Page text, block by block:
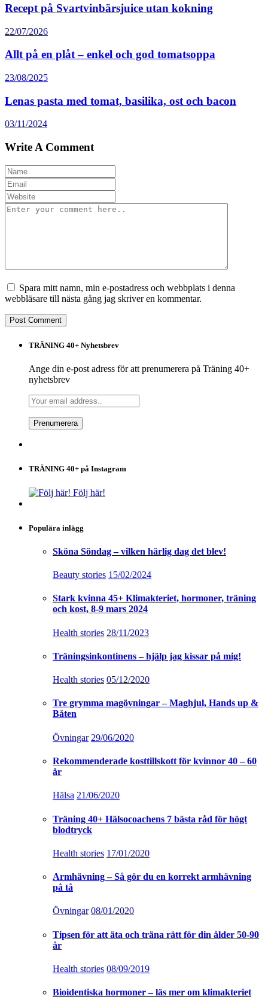
Recept på Svartvinbärsjuice utan kokning
22/07/2026
Allt på en plåt – enkel och god tomatsoppa
23/08/2025
Lenas pasta med tomat, basilika, ost och bacon
03/11/2024
Write A Comment
Spara mitt namn, min e-postadress och webbplats i denna
webbläsare till nästa gång jag skriver en kommentar.
TRÄNING 40+ Nyhetsbrev
Ange din e-post adress för att prenumerera på Träning 40+
nyhetsbrev
TRÄNING 40+ på Instagram
Följ här!
Populära inlägg
Sköna Söndag – vilken härlig dag det blev!
Beauty stories 15/02/2024
Stark kvinna 45+ Klimakteriet, hormoner, träning
och kost, 8-9 mars 2024
Health stories 28/11/2023
Träningsinkontinens – hjälp jag kissar på mig!
Health stories 05/12/2020
Tre grymma magövningar – Maghjul, Hands up &
Båten
Övningar 29/06/2020
Rekommenderade kosttillskott för kvinnor 40 – 60
år
Hälsa 21/06/2020
Träning 40+ Hälsocoachens 7 bästa råd för högt
blodtryck
Health stories 17/01/2020
Armhävning – Så gör du en korrekt armhävning
på tå
Övningar 08/01/2020
Tipsen för att äta och träna rätt för din ålder 50-90
år
Health stories 08/09/2019
Bioidentiska hormoner – läs mer om klimakteriet